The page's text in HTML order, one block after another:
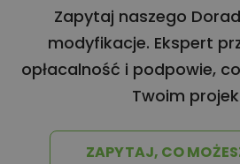
Zapytaj naszego
modyfikacje. Ekspert
opłacalność i podpowie,
Twoim
ZAPYTAJ, CO